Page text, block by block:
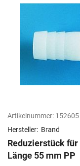
Artikelnummer: 152605
Hersteller: Brand
Reduzierstück
Länge 55 mm PP